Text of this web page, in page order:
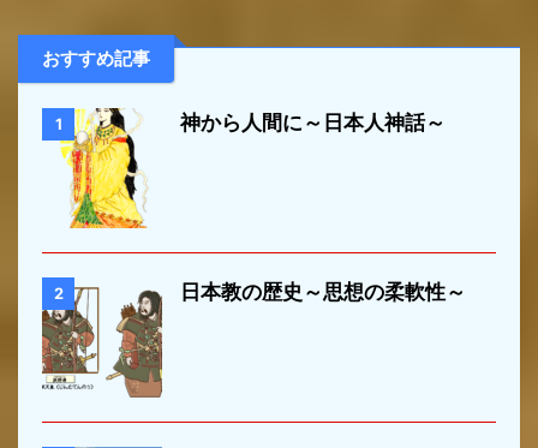
おすすめ記事
1 神から人間に～日本人神話～
2 日本教の歴史～思想の柔軟性～